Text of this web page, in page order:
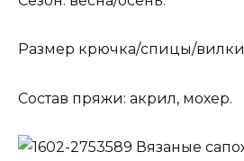
Размер крючка/спицы/вилки:
Состав пряжи: акрил, мохер.
Вязаные